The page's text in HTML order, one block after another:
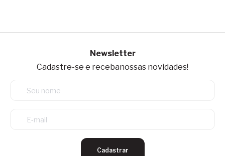
Newsletter
Cadastre-se e recebanossas novidades!
Cadastrar